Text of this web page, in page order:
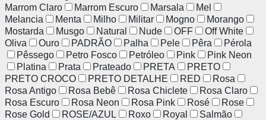
Marrom Claro
Marrom Escuro Marsala
Mel
Melancia
Menta Milho Militar Mogno
Morango
Mostarda
Musgo Natural Nude OFF
Off White
Oliva
Ouro PADRÃO Palha Pele Pêra
Pérola
Pêssego
Petro Fosco Petróleo Pink
Pink Neon
Platina
Prata Prateado PRETA
PRETO
PRETO CROCO
PRETO DETALHE RED
Rosa
Rosa Antigo
Rosa Bebê Rosa Chiclete
Rosa Claro
Rosa Escuro
Rosa Neon Rosa Pink Rosé
Rose
Rose Gold
ROSE/AZUL Roxo Royal
Salmão